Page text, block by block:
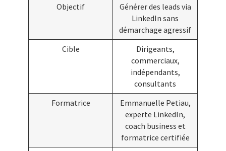
Objectif
Générer des leads via
LinkedIn sans
démarchage agressif
Cible
Dirigeants,
commerciaux,
indépendants,
consultants
Formatrice
Emmanuelle Petiau,
experte LinkedIn,
coach business et
formatrice certifiée